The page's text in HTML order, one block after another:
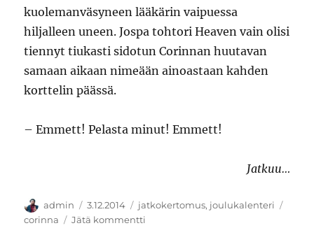
kuolemanväsyneen lääkärin vaipuessa
hiljalleen uneen. Jospa tohtori Heaven vain olisi
tiennyt tiukasti sidotun Corinnan huutavan
samaan aikaan nimeään ainoastaan kahden
korttelin päässä.
­– Emmett! Pelasta minut! Emmett!
Jatkuu…
Kirjoittaja
admin Julkaistu
3.12.2014 Kategoriat
jatkokertomus, joulukalenteri
corinna
Jätä kommentti